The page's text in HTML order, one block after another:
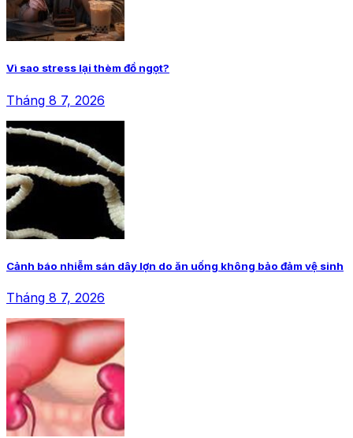
Vì sao stress lại thèm đồ ngọt?
Tháng 8 7, 2026
Cảnh báo nhiễm sán dây lợn do ăn uống không bảo đảm vệ sinh
Tháng 8 7, 2026